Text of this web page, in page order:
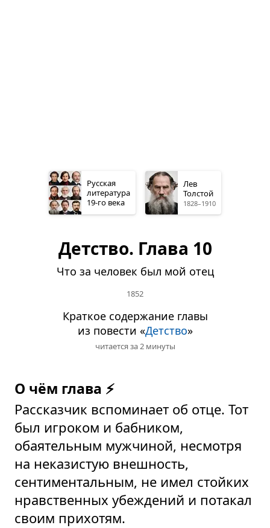
Русская
литература
19-го века
Лев
Толстой
1828–1910
Детство. Глава 10
Что за человек был мой отец
1852
Краткое содержание главы
из повести «Детство»
читается за 2 минуты
О чём глава ⚡
Рассказчик вспоминает об отце. Тот
был игроком и бабником,
обаятельным мужчиной, несмотря
на неказистую внешность,
сентиментальным, не имел стойких
нравственных убеждений и потакал
своим прихотям.